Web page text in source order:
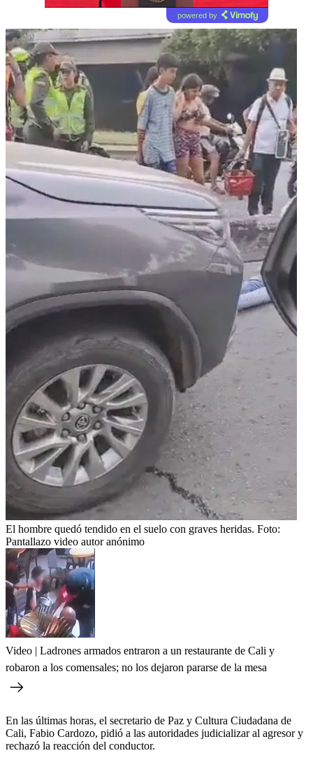
powered by
El hombre quedó tendido en el suelo con graves heridas. Foto:
Pantallazo video autor anónimo
Video | Ladrones armados entraron a un restaurante de Cali y
robaron a los comensales; no los dejaron pararse de la mesa
En las últimas horas, el secretario de Paz y Cultura Ciudadana de
Cali, Fabio Cardozo, pidió a las autoridades judicializar al agresor y
rechazó la reacción del conductor.